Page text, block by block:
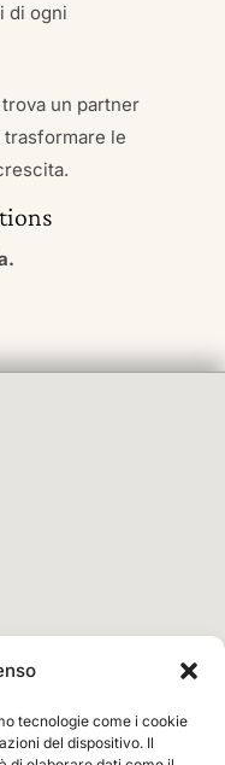
tecnologie come i cookie
del dispositivo. Il
di ogni
trova un partner
le